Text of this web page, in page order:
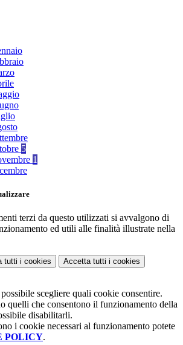
5
1
terzi da questo utilizzati si avvalgono di
ed utili alle finalità illustrate nella
tutti i cookies Accetta tutti i cookies
scegliere quali cookie consentire.
quelli che consentono il funzionamento della
disabilitarli.
i cookie necessari al funzionamento potete
POLICY.